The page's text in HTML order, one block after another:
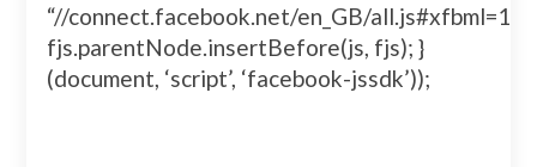
“//connect.facebook.net/en_GB/
fjs.parentNode.insertBefore(js, fjs); }
(document, ‘script’, ‘facebook-jssdk’));